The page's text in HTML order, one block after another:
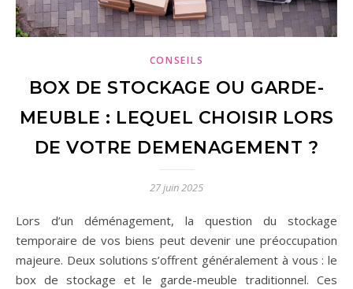
CONSEILS
BOX DE STOCKAGE OU GARDE-
MEUBLE : LEQUEL CHOISIR LORS
DE VOTRE DEMENAGEMENT ?
27 juin 2025
Lors d’un déménagement, la question du stockage
temporaire de vos biens peut devenir une préoccupation
majeure. Deux solutions s’offrent généralement à vous : le
box de stockage et le garde-meuble traditionnel. Ces